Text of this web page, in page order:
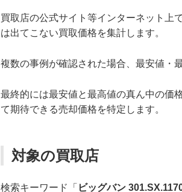
買取店の公式サイト等インターネット上
は出てこない買取価格を集計します。
複数の事例が確認された場合、最安値・
最終的には最安値と最高値の真ん中の価
て期待できる売却価格を特定します。
対象の買取店
検索キーワード「 ビッグバン